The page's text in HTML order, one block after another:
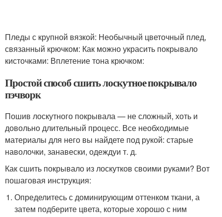
Пледы с крупной вязкой: Необычный цветочный плед,
связанный крючком: Как можно украсить покрывало
кисточками: Вплетение тона крючком:
Простой способ сшить лоскутное покрывало
пэчворк
Пошив лоскутного покрывала — не сложный, хоть и
довольно длительный процесс. Все необходимые
материалы для него вы найдете под рукой: старые
наволочки, занавески, одеждуи т. д.
Как сшить покрывало из лоскутков своими руками? Вот
пошаговая инструкция:
Определитесь с доминирующим оттенком ткани, а
затем подберите цвета, которые хорошо с ним